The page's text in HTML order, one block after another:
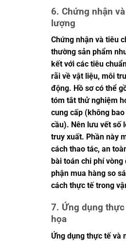
6. Chứng nhận
lượng
Chứng nhận và tiêu
thường sản phẩm
kết với các tiêu
rãi về vật liệu, môi
động. Hồ sơ có thể
tóm tắt thử nghiệm
cung cấp (không bao
cầu). Nên lưu vết số
truy xuất. Phần này
cách thao tác, an
bài toán chi phí
phận mua hàng so
cách thực tế trong
7. Ứng dụng
họa
Ứng dụng thực tế và